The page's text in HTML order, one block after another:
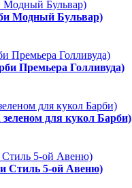
Модный Бульвар)
Премьера Голливуда)
для кукол Барби)
Стиль 5-ой Авеню)